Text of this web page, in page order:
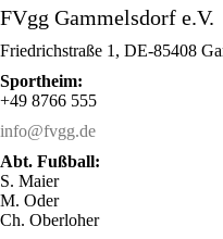
FVgg Gammelsdorf e.V.
Friedrichstraße 1, DE-85408
Sportheim:
+49 8766 555
info@fvgg.de
Abt. Fußball:
S. Maier
M. Oder
Ch. Oberloher